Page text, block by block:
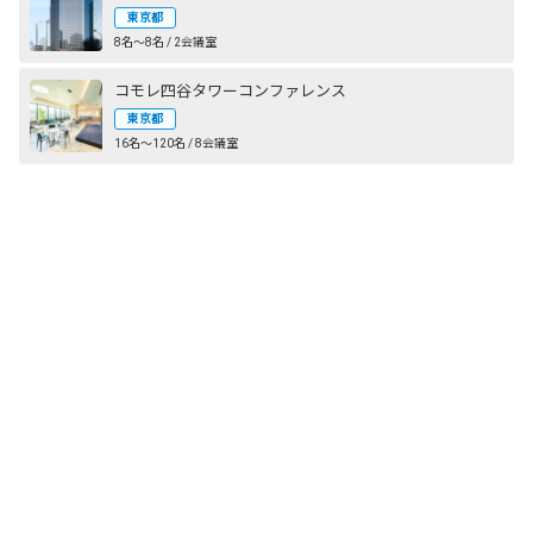
東京都
8名〜8名 / 2会議室
コモレ四谷タワーコンファレンス
東京都
16名〜120名 / 8会議室